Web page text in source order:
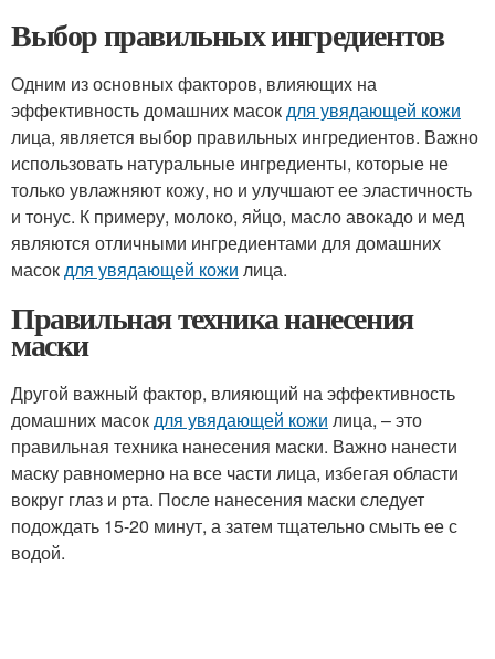
Выбор правильных ингредиентов
Одним из основных факторов, влияющих на
эффективность домашних масокдля увядающей кожи
лица, является выбор правильных ингредиентов. Важно
использовать натуральные ингредиенты, которые не
только увлажняют кожу, но и улучшают ее эластичность
и тонус. К примеру, молоко, яйцо, масло авокадо и мед
являются отличными ингредиентами для домашних
масокдля увядающей кожи лица.
Правильная техника нанесения
маски
Другой важный фактор, влияющий на эффективность
домашних масокдля увядающей кожи лица, – это
правильная техника нанесения маски. Важно нанести
маску равномерно на все части лица, избегая области
вокруг глаз и рта. После нанесения маски следует
подождать 15-20 минут, а затем тщательно смыть ее с
водой.